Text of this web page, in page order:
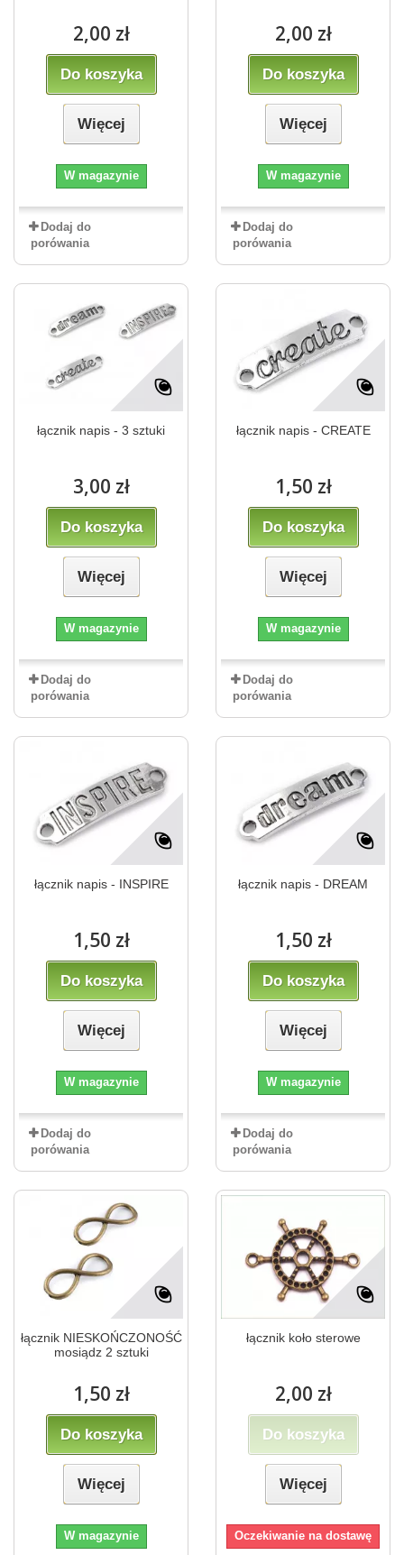
2,00 zł
Do koszyka
Więcej
W magazynie
Dodaj do
porówania
2,00 zł
Do koszyka
Więcej
W magazynie
Dodaj do
porówania
łącznik napis - 3 sztuki
3,00 zł
Do koszyka
Więcej
W magazynie
Dodaj do
porówania
łącznik napis - CREATE
1,50 zł
Do koszyka
Więcej
W magazynie
Dodaj do
porówania
łącznik napis - INSPIRE
1,50 zł
Do koszyka
Więcej
W magazynie
Dodaj do
porówania
łącznik napis - DREAM
1,50 zł
Do koszyka
Więcej
W magazynie
Dodaj do
porówania
łącznik NIESKOŃCZONOŚĆ
mosiądz 2 sztuki
1,50 zł
Do koszyka
Więcej
W magazynie
łącznik koło sterowe
2,00 zł
Do koszyka
Więcej
Oczekiwanie na dostawę